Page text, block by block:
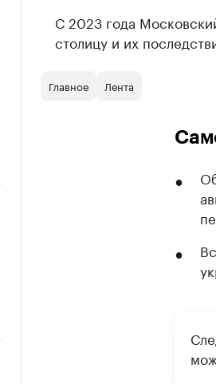
С 2023 года
столицу и их
Главное Лента